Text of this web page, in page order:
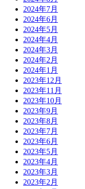
2024年7月
2024年6月
2024年5月
2024年4月
2024年3月
2024年2月
2024年1月
2023年12月
2023年11月
2023年10月
2023年9月
2023年8月
2023年7月
2023年6月
2023年5月
2023年4月
2023年3月
2023年2月